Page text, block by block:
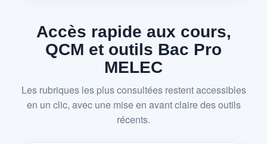
Accès rapide aux cours,
QCM et outils Bac Pro
MELEC
Les rubriques les plus consultées restent accessibles
en un clic, avec une mise en avant claire des outils
récents.